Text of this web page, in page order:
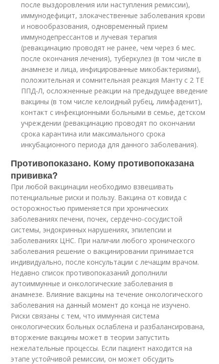
после выздоровления или наступления ремиссии),
иммунодефицит, злокачественные заболевания крови
и новообразования, одновременный прием
иммунодепрессантов и лучевая терапия
(ревакцинацию проводят не ранее, чем через 6 мес.
после окончания лечения), туберкулез (в том числе в
анамнезе и лица, инфицированные микобактериями),
положительная и сомнительная реакция Манту с 2 ТЕ
ППД-Л, осложненные реакции на предыдущее введение
вакцины (в том числе келоидный рубец, лимфаденит),
контакт с инфекционными больными в семье, детском
учреждении (ревакцинацию проводят по окончании
срока карантина или максимального срока
инкубационного периода для данного заболевания).
Противопоказано. Кому противопоказана
прививка?
При любой вакцинации необходимо взвешивать
потенциальные риски и пользу. Вакцина от ковида с
осторожностью применяется при хронических
заболеваниях печени, почек, сердечно-сосудистой
системы, эндокринных нарушениях, эпилепсии и
заболеваниях ЦНС. При наличии любого хронического
заболевания решение о вакцинировании принимается
индивидуально, после консультации с лечащим врачом.
Недавно список противопоказаний дополнили
аутоиммунные и онкологические заболевания в
анамнезе. Влияние вакцины на течение онкологического
заболевания на данный момент до конца не изучено.
Риски связаны с тем, что иммунная система
онкологических больных ослаблена и разбалансирована,
вторжение вакцины может в теории запустить
нежелательные процессы. Если пациент находится на
этапе устойчивой ремиссии, он может обсудить